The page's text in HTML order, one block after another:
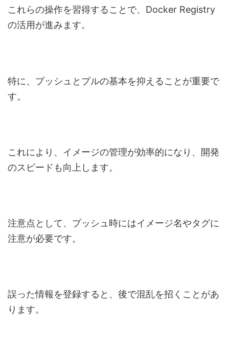
これらの操作を習得することで、Docker Registry
の活用が進みます。
特に、プッシュとプルの基本を抑えることが重要で
す。
これにより、イメージの管理が効率的になり、開発
のスピードも向上します。
注意点として、プッシュ時にはイメージ名やタグに
注意が必要です。
誤った情報を登録すると、後で混乱を招くことがあ
ります。